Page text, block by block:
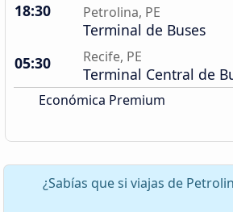
18:30 Petrolina, PE
Terminal de Buses
05:30
Recife, PE
Terminal Central de
Económica Premium
¿Sabías que si viajas de